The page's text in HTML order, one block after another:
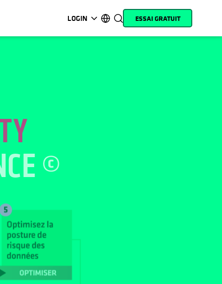
LOGIN
s’ouvre dans un nouvel onglet
s’ouvre dans un nouvel onglet
s’ouvre dans un nouvel onglet
s’ouvre dans un nouvel onglet
s’ouvre dans un nouvel onglet
s’ouvre dans un nouvel onglet
s’ouvre dans un nouvel onglet
s’ouvre dans un nouvel onglet
ESSAI GRATUIT
solution éprouvée pour
ce qui vous frappe.